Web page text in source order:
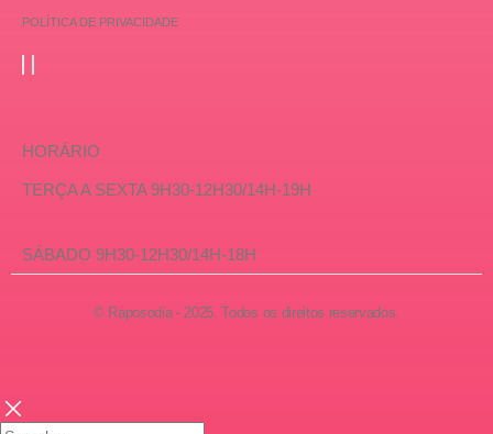
POLÍTICA DE PRIVACIDADE
HORÁRIO
TERÇA A SEXTA 9H30-12H30/14H-19H
SÁBADO 9H30-12H30/14H-18H
© Raposodia - 2025. Todos os direitos reservados.